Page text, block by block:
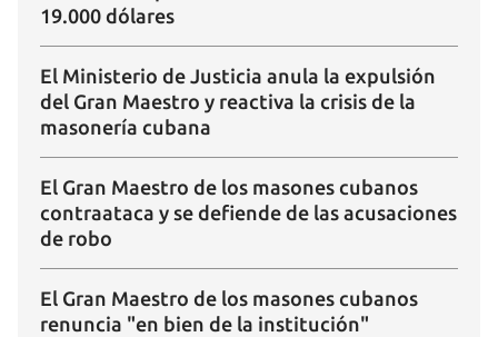
19.000 dólares
El Ministerio de Justicia anula la expulsión
del Gran Maestro y reactiva la crisis de la
masonería cubana
El Gran Maestro de los masones cubanos
contraataca y se defiende de las acusaciones
de robo
El Gran Maestro de los masones cubanos
renuncia "en bien de la institución"